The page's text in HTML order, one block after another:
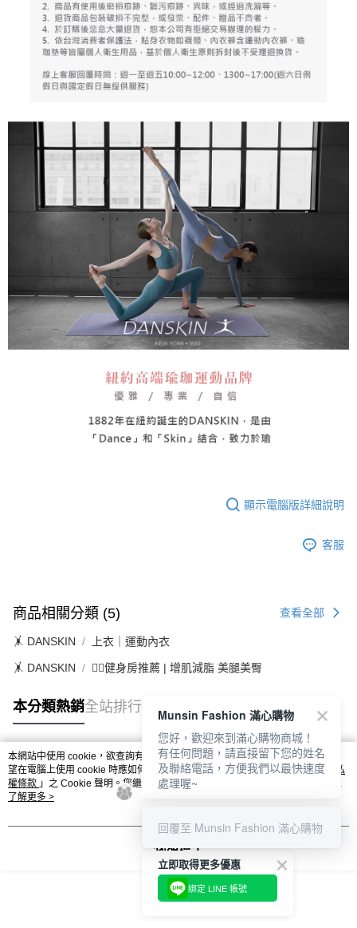
顯示電腦版詳細說明
客服
商品相關分類 (5) 查看全部
🤸 DANSKIN 上衣｜運動內衣
🤸 DANSKIN 🏋️‍♀️健身房推薦 | 增肌減脂 美腿美臀
本分類熱銷全站排行
熱門標籤
本網站中使用 cookie，欲查詢有關本網站使用 cookie 方式之詳情，及若您不希
望在電腦上使用 cookie 時應如何變更電腦的 cookie 設定，請參閱本網站「
隱私
權條款 」之 Cookie 聲明。您繼續使用本網站即表示您同意本公司得按本網站使
用條款之 Cookie 聲明使用 cookie。
了解更多 >
我知道了
立即取得更多優惠
綁定 LINE 帳號
Munsin Fashion 滿心購物
您好，歡迎來到滿心購物商城！
有任何問題，請直接留下您的姓名
及聯絡電話，方便我們以最快速度
處理喔~
回覆至 Munsin Fashion 滿心購物